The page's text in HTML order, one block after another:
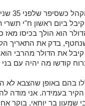
ביום ראשון ח"י
הוא הולך בכיסו מאז
בדק את התאריך
קודשו מה יהיה עם
בהם באופן שהצבא לא
בעמידה. אני מודה
שמעון בר יוחאי, בוקר